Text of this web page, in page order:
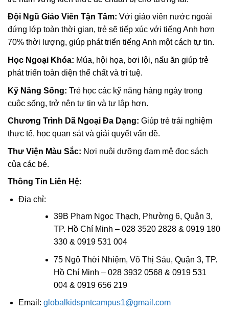
Đội Ngũ Giáo Viên Tận Tâm: Với giáo viên nước ngoài
đứng lớp toàn thời gian, trẻ sẽ tiếp xúc với tiếng Anh hơn
70% thời lượng, giúp phát triển tiếng Anh một cách tự tin.
Học Ngoại Khóa: Múa, hội họa, bơi lội, nấu ăn giúp trẻ
phát triển toàn diện thể chất và trí tuệ.
Kỹ Năng Sống: Trẻ học các kỹ năng hàng ngày trong
cuộc sống, trở nên tự tin và tự lập hơn.
Chương Trình Dã Ngoại Đa Dạng: Giúp trẻ trải nghiệm
thực tế, học quan sát và giải quyết vấn đề.
Thư Viện Màu Sắc: Nơi nuôi dưỡng đam mê đọc sách
của các bé.
Thông Tin Liên Hệ:
Địa chỉ:
39B Phạm Ngọc Thạch, Phường 6, Quận 3,
TP. Hồ Chí Minh – 028 3520 2828 & 0919 180
330 & 0919 531 004
75 Ngô Thời Nhiệm, Võ Thị Sáu, Quận 3, TP.
Hồ Chí Minh – 028 3932 0568 & 0919 531
004 & 0919 656 219
Email: globalkidspntcampus1@gmail.com